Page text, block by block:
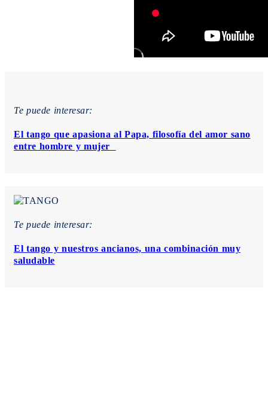
Te puede interesar:
El tango que apasiona al Papa, filosofía del amor sano
entre hombre y mujer
Te puede interesar:
El tango y nuestros ancianos, una combinación muy
saludable